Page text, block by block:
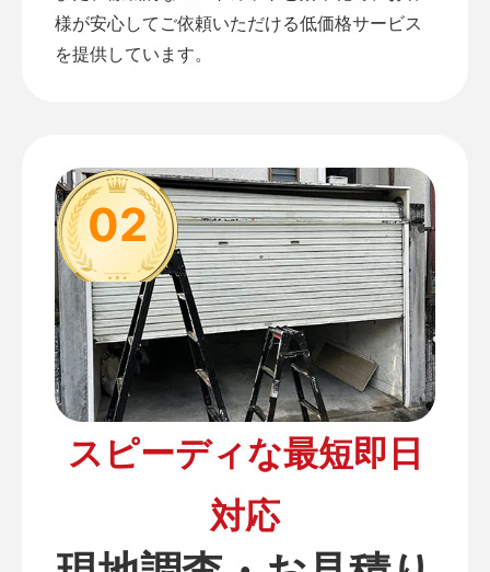
様が安心してご依頼いただける低価格サービス
を提供しています。
02
スピーディな最短即日
対応